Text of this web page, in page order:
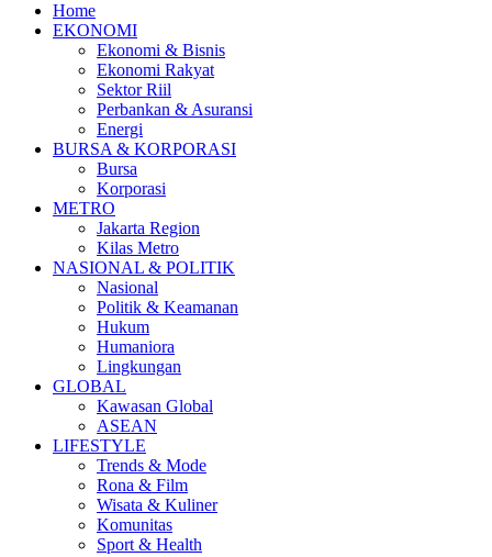
Home
EKONOMI
Ekonomi & Bisnis
Ekonomi Rakyat
Sektor Riil
Perbankan & Asuransi
Energi
BURSA & KORPORASI
Bursa
Korporasi
METRO
Jakarta Region
Kilas Metro
NASIONAL & POLITIK
Nasional
Politik & Keamanan
Hukum
Humaniora
Lingkungan
GLOBAL
Kawasan Global
ASEAN
LIFESTYLE
Trends & Mode
Rona & Film
Wisata & Kuliner
Komunitas
Sport & Health